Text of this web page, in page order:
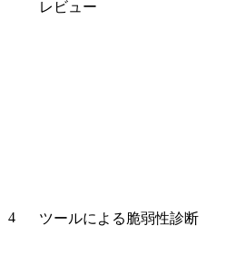
レビュー
4
ツールによる脆弱性診断